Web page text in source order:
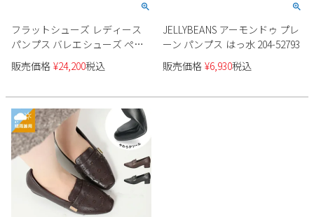
フラットシューズ レディース
パンプス バレエシューズ ぺた
んこ 本革 靴 撥水 ラボキゴシワ
ークス RABOKIGOSHI works
販売価格 ¥24,200税込
JELLYBEANS アーモンドゥ プレ
ーン パンプス はっ水 204-52793
販売価格 ¥6,930税込